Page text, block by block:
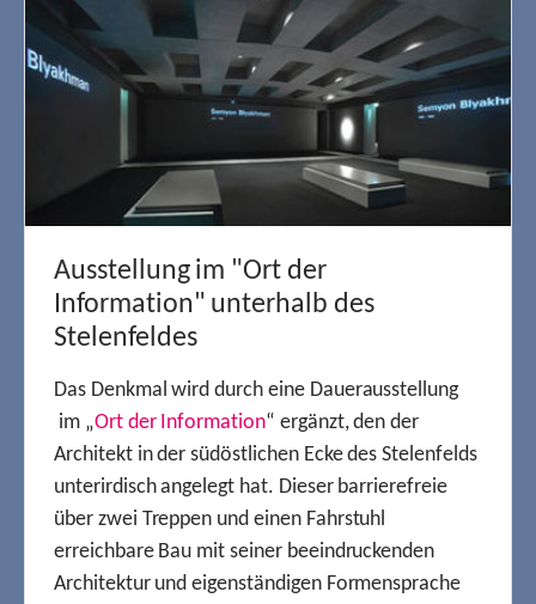
Ausstellung im "Ort der
Information" unterhalb des
Stelenfeldes
Das Denkmal wird durch eine Dauerausstellung
im „Ort der Information“ ergänzt, den der
Architekt in der südöstlichen Ecke des Stelenfelds
unterirdisch angelegt hat. Dieser barrierefreie
über zwei Treppen und einen Fahrstuhl
erreichbare Bau mit seiner beeindruckenden
Architektur und eigenständigen Formensprache